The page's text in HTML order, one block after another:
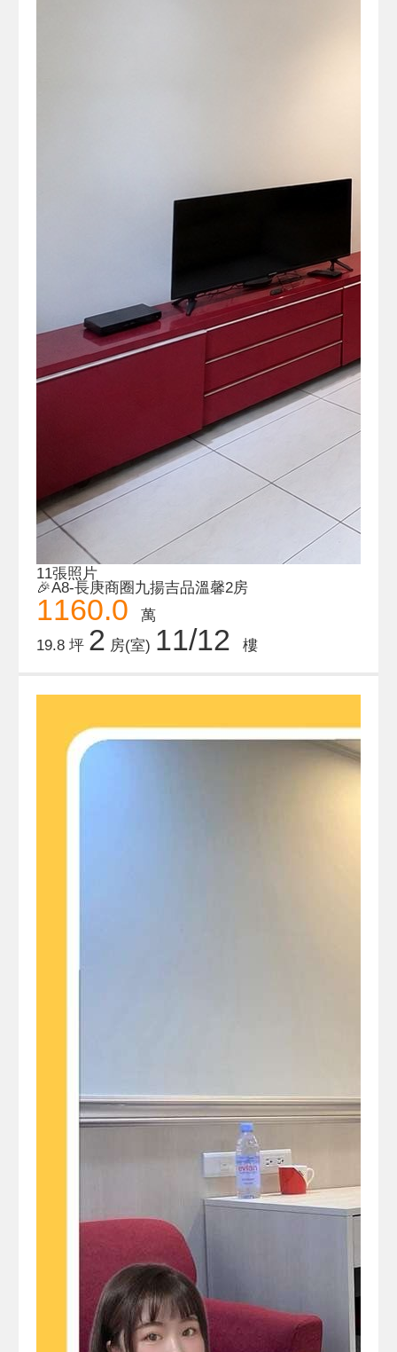
11張照片
🎉A8-長庚商圈九揚吉品溫馨2房
1160.0
萬
19.8 坪 2 房(室) 11/12 樓